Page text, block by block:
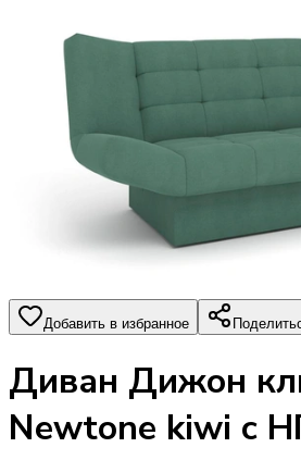
Добавить в избранное
Диван Дижон
Newtonе kiwi c